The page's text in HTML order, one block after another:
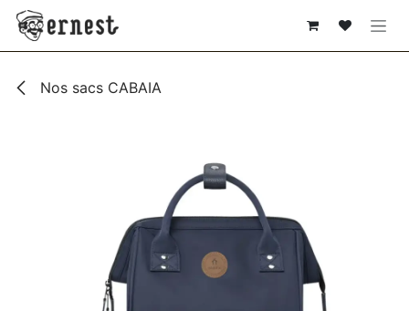
SE RENDRE AU CONTENU
Nos sacs CABAIA